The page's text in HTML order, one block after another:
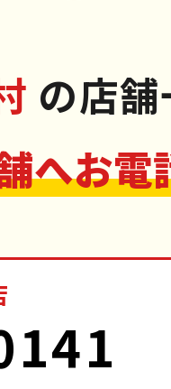
の店
へお電